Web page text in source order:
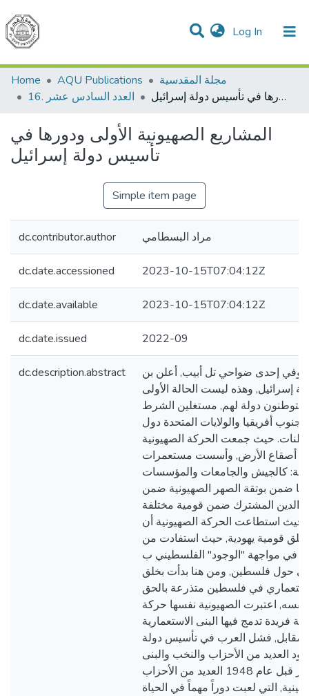
Log In (current)
Communities & Collections
All of DSpace
Home
AQU Publications
مجلة المقدسية
16. العدد السادس عشر
المشاريع الصهيونية الأولى ودورها في تأسيس دولة إسرائيل
المشاريع الصهيونية الأولى ودورها في
تأسيس دولة إسرائيل
Simple item page
dc.contributor.author مراد البسطامي
dc.date.accessioned 2023-10-15T07:04:12Z
dc.date.available 2023-10-15T07:04:12Z
dc.date.issued 2022-09
dc.description.abstract
في العام 1948, وفي إحدى ضواحي تل أبيب, أعلن بن
إسرائيل, وهذه ليست الحالة الأولى
دولة لهم, مستغلين الشرط
أفريقيا والولايات المتحدة دول
حيث جمعت الحركة الصهيونية
أصقاع الأرض, وأسست مستعمرات
كالجيش والجامعات والمؤسسات
ضمن بوتقة الصهر الصهيونية ضمن
والدين المشترك ضمن قومية مختلفة
حيث استطاعت الحركة الصهيونية أن
قومية يهودية, حيث استفادت من
في مواجهة "الوجود" الفلسطيني ب
حول فلسطين, ومن هنا بدأت بخلق
في فلسطين متذرعة بالحق
اعتبرت الصهيونية نفسها حركة
فريدة تدمج فيها البنى الاستعمارية
المقابل, فشل العرب في تأسيس دولة
العديد من الأحزاب والنخب والبنى
الاقتصادية. حيث ظهر قبل عام 1948 العديد من الأحزاب
التي لعبت دوراً مهماً في الحياة